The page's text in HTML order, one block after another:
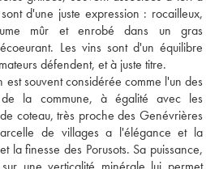
d'une juste expression : rocailleux,
mûr et enrobé dans un gras
Les vins sont d'un équilibre
défendent, et à juste titre.
est souvent considérée comme l'un des
de la commune, à égalité avec les
coteau, très proche des Genévrières
de villages a l'élégance et la
la finesse des Porusots. Sa puissance,